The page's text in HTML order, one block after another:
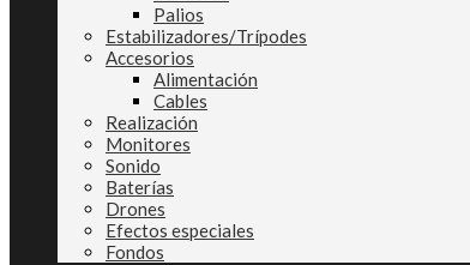
Palios
Estabilizadores/Trípodes
Accesorios
Alimentación
Cables
Realización
Monitores
Sonido
Baterías
Drones
Efectos especiales
Fondos